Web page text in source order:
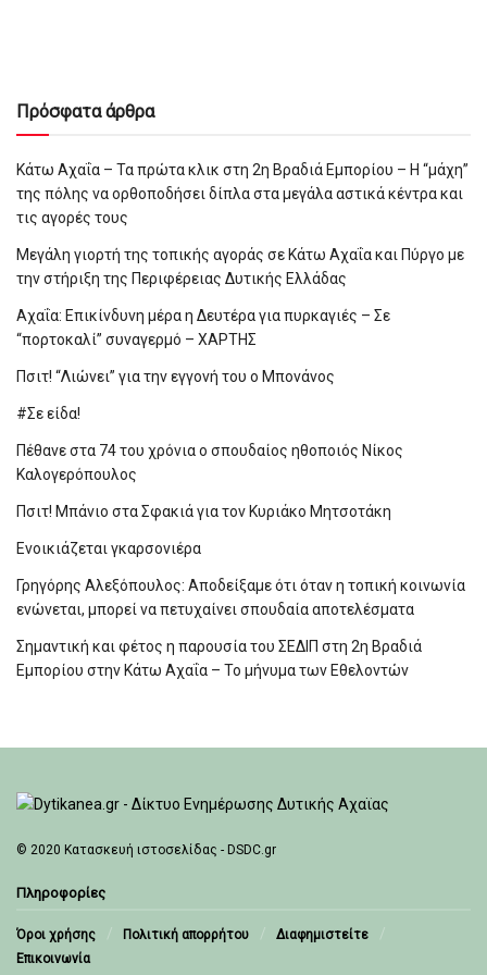
Πρόσφατα άρθρα
Κάτω Αχαΐα – Τα πρώτα κλικ στη 2η Βραδιά Εμπορίου – Η “μάχη”
της πόλης να ορθοποδήσει δίπλα στα μεγάλα αστικά κέντρα και
τις αγορές τους
Μεγάλη γιορτή της τοπικής αγοράς σε Κάτω Αχαΐα και Πύργο με
την στήριξη της Περιφέρειας Δυτικής Ελλάδας
Αχαΐα: Επικίνδυνη μέρα η Δευτέρα για πυρκαγιές – Σε
“πορτοκαλί” συναγερμό – ΧΑΡΤΗΣ
Πσιτ! “Λιώνει” για την εγγονή του ο Μπονάνος
#Σε είδα!
Πέθανε στα 74 του χρόνια ο σπουδαίος ηθοποιός Νίκος
Καλογερόπουλος
Πσιτ! Μπάνιο στα Σφακιά για τον Κυριάκο Μητσοτάκη
Ενοικιάζεται γκαρσονιέρα
Γρηγόρης Αλεξόπουλος: Αποδείξαμε ότι όταν η τοπική κοινωνία
ενώνεται, μπορεί να πετυχαίνει σπουδαία αποτελέσματα
Σημαντική και φέτος η παρουσία του ΣΕΔΙΠ στη 2η Βραδιά
Εμπορίου στην Κάτω Αχαΐα – Το μήνυμα των Εθελοντών
© 2020 Κατασκευή ιστοσελίδας - DSDC.gr
Πληροφορίες
Όροι χρήσης Πολιτική απορρήτου
Διαφημιστείτε
Επικοινωνία